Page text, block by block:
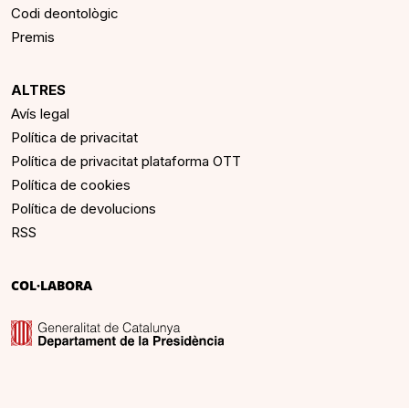
Codi deontològic
Premis
ALTRES
Avís legal
Política de privacitat
Política de privacitat plataforma OTT
Política de cookies
Política de devolucions
RSS
COL·LABORA